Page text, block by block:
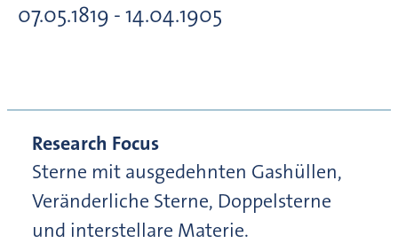
07.05.1819 - 14.04.1905
Research Focus
Sterne mit ausgedehnten Gashüllen,
Veränderliche Sterne, Doppelsterne
und interstellare Materie.